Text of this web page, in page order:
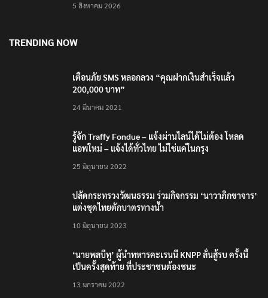
5 สิงหาคม 2026
TRENDING NOW
เตือนภัย SMS หลอกลวง “คุณฝากเงินสำเร็จแล้ว
200,000 บาท”
24 มีนาคม 2021
รู้จัก Traffy Fondue – แจ้งผ่านไลน์ได้ไม่ต้อง โหลด
แอพใหม่ – แจ้งได้ทั่วไทย ไม่ใช่แค่ในกรุง
25 มิถุนายน 2022
ปลัดกระทรวงวัฒนธรรม ร่วมกิจกรรม ‘นาวาภิกขาจาร’
แต่งชุดไทยตักบาตรทางน้ำ
10 มิถุนายน 2023
‘นายพลบีทู’ ผู้นำทหารคะเรนนี KNPP ลั่นสู้รบ ครั้งนี้
เป็นครั้งสุดท้าย ที่ประชาชนต้องชนะ
13 มกราคม 2022